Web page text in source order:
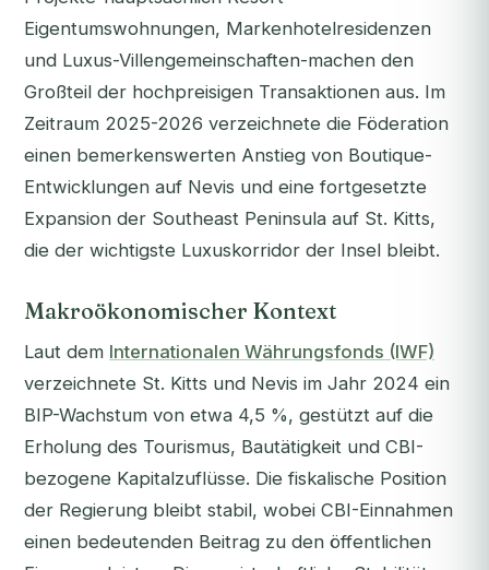
Eigentumswohnungen, Markenhotelresidenzen
und Luxus-Villengemeinschaften-machen den
Großteil der hochpreisigen Transaktionen aus. Im
Zeitraum 2025-2026 verzeichnete die Föderation
einen bemerkenswerten Anstieg von Boutique-
Entwicklungen auf Nevis und eine fortgesetzte
Expansion der Southeast Peninsula auf St. Kitts,
die der wichtigste Luxuskorridor der Insel bleibt.
Makroökonomischer Kontext
Laut dem Internationalen Währungsfonds (IWF)
verzeichnete St. Kitts und Nevis im Jahr 2024 ein
BIP-Wachstum von etwa 4,5 %, gestützt auf die
Erholung des Tourismus, Bautätigkeit und CBI-
bezogene Kapitalzuflüsse. Die fiskalische Position
der Regierung bleibt stabil, wobei CBI-Einnahmen
einen bedeutenden Beitrag zu den öffentlichen